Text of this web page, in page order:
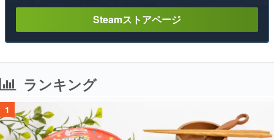
Steamストアページ
ランキング
1